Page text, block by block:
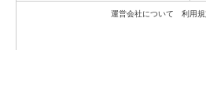
運営会社について 利用規